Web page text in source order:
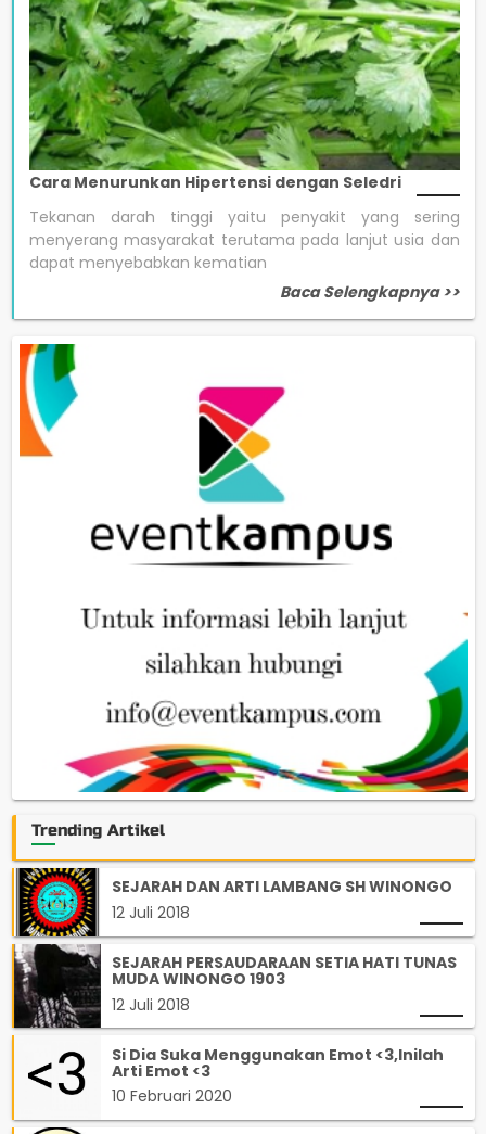
Cara Menurunkan Hipertensi dengan Seledri
Tekanan darah tinggi yaitu penyakit yang sering
menyerang masyarakat terutama pada lanjut usia dan
dapat menyebabkan kematian
Baca Selengkapnya >>
Trending Artikel
SEJARAH DAN ARTI LAMBANG SH WINONGO
12 Juli 2018
SEJARAH PERSAUDARAAN SETIA HATI TUNAS
MUDA WINONGO 1903
12 Juli 2018
Si Dia Suka Menggunakan Emot <3,Inilah
Arti Emot <3
10 Februari 2020